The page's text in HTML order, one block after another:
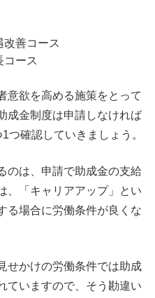
改善コース
コース
意欲を高める施策をとって
成金制度は申請しなければ
つ確認していきましょう。
のは、申請で助成金の支給
、「キャリアアップ」とい
る場合に労働条件が良くな
せかけの労働条件では助成
ていますので、そう勘違い